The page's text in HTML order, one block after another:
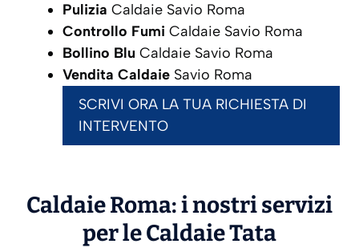
Pulizia Caldaie Savio Roma
Controllo Fumi Caldaie Savio Roma
Bollino Blu Caldaie Savio Roma
Vendita Caldaie Savio Roma
SCRIVI ORA LA TUA RICHIESTA DI
INTERVENTO
Caldaie Roma: i nostri servizi
per le CaldaieTata